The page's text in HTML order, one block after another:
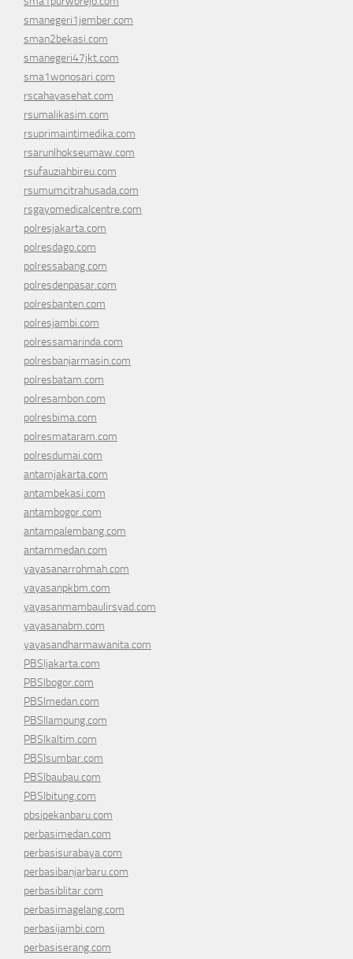
smanegeri1jember.com
sman2bekasi.com
smanegeri47jkt.com
sma1wonosari.com
rscahayasehat.com
rsumalikasim.com
rsuprimaintimedika.com
rsarunlhokseumaw.com
rsufauziahbireu.com
rsumumcitrahusada.com
rsgayomedicalcentre.com
polresjakarta.com
polresdago.com
polressabang.com
polresdenpasar.com
polresbanten.com
polresjambi.com
polressamarinda.com
polresbanjarmasin.com
polresbatam.com
polresambon.com
polresbima.com
polresmataram.com
polresdumai.com
antamjakarta.com
antambekasi.com
antambogor.com
antampalembang.com
antammedan.com
yayasanarrohmah.com
yayasanpkbm.com
yayasanmambaulirsyad.com
yayasanabm.com
yayasandharmawanita.com
PBSIjakarta.com
PBSIbogor.com
PBSImedan.com
PBSIlampung.com
PBSIkaltim.com
PBSIsumbar.com
PBSIbaubau.com
PBSIbitung.com
pbsipekanbaru.com
perbasimedan.com
perbasisurabaya.com
perbasibanjarbaru.com
perbasiblitar.com
perbasimagelang.com
perbasijambi.com
perbasiserang.com